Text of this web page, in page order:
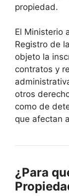
propiedad.
El Ministerio
Registro de
objeto la
contratos y
otros
como de
que afectan
¿Para